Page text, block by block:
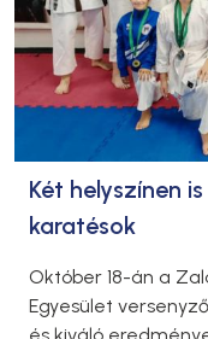
Két helyszínen
karatésok
Október 18-án a
Egyesület